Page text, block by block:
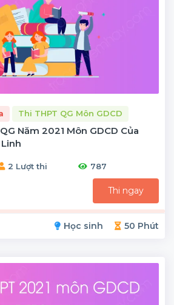
Thi THPT QG Môn GDCD
Năm 2021 Môn GDCD Của
2 Lượt thi 787
Thi ngay
Học sinh 50 Phút